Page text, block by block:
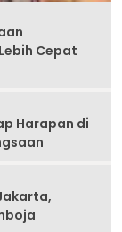
Cepat
Harapan di